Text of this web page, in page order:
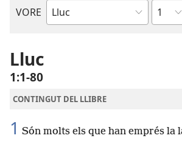
VORE
Llibre
Capítol
Lluc
1:1-80
CONTINGUT DEL LLIBRE
1 Són molts els que han emprés la